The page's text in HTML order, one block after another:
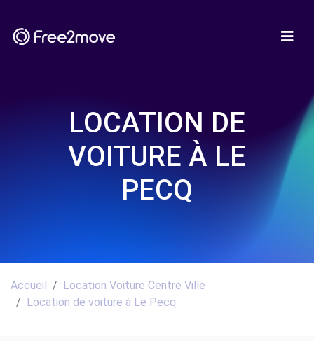
LOCATION DE
VOITURE À LE
PECQ
Accueil
Location Voiture Centre Ville
Location de voiture à Le Pecq